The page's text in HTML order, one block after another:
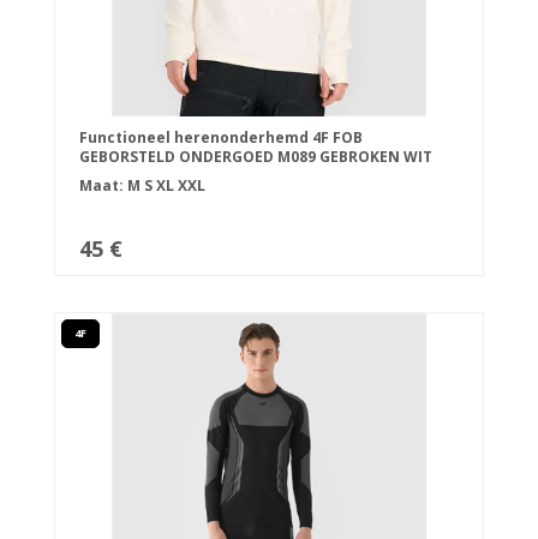
Functioneel herenonderhemd 4F FOB
GEBORSTELD ONDERGOED M089 GEBROKEN WIT
Maat: M SXLXXL
45 €
4F